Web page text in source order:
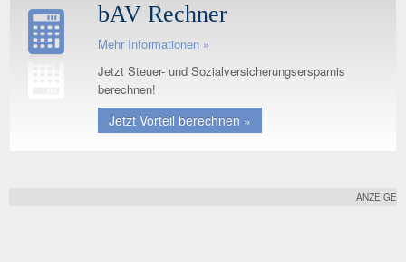
bAV Rechner
Mehr Informationen »
Jetzt Steuer- und Sozialversicherungsersparnis
berechnen!
Jetzt Vorteil berechnen »
ANZEIGE